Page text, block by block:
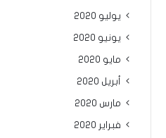
يوليو 2020
يونيو 2020
مايو 2020
أبريل 2020
مارس 2020
فبراير 2020